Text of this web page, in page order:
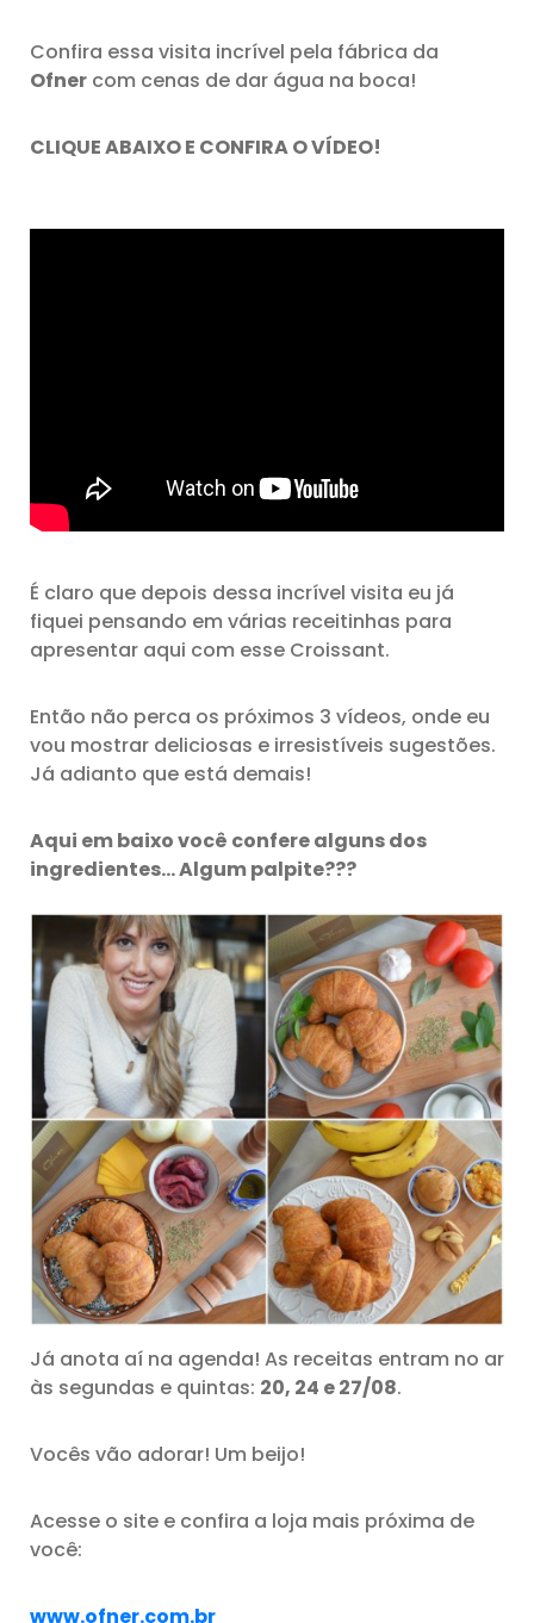
Confira essa visita incrível pela fábrica da
Ofner com cenas de dar água na boca!
CLIQUE ABAIXO E CONFIRA O VÍDEO!
É claro que depois dessa incrível visita eu já
fiquei pensando em várias receitinhas para
apresentar aqui com esse Croissant.
Então não perca os próximos 3 vídeos, onde eu
vou mostrar deliciosas e irresistíveis sugestões.
Já adianto que está demais!
Aqui em baixo você confere alguns dos
ingredientes… Algum palpite???
Já anota aí na agenda! As receitas entram no ar
às segundas e quintas: 20, 24 e 27/08.
Vocês vão adorar! Um beijo!
Acesse o site e confira a loja mais próxima de
você:
www.ofner.com.br